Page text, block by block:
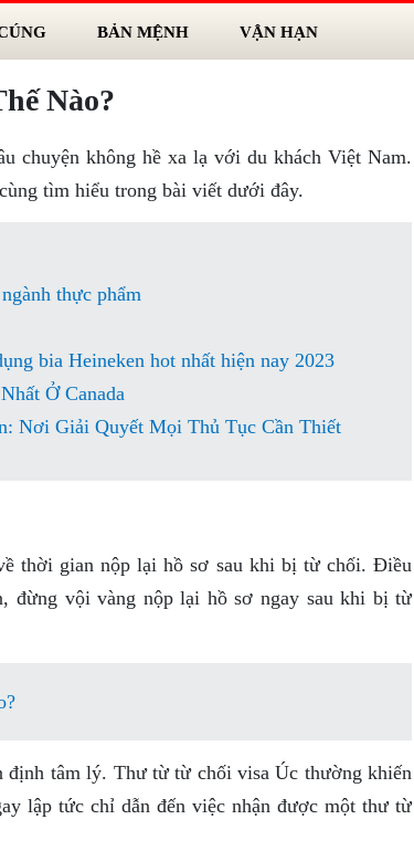
BẢN MỆNH VẬN HẠN
Nào?
chuyện không hề xa lạ với du khách Việt Nam.
tìm hiểu trong bài viết dưới đây.
thực phẩm
bia Heineken hot nhất hiện nay 2023
Ở Canada
Nơi Giải Quyết Mọi Thủ Tục Cần Thiết
thời gian nộp lại hồ sơ sau khi bị từ chối. Điều
đừng vội vàng nộp lại hồ sơ ngay sau khi bị từ
định tâm lý. Thư từ từ chối visa Úc thường khiến
lập tức chỉ dẫn đến việc nhận được một thư từ